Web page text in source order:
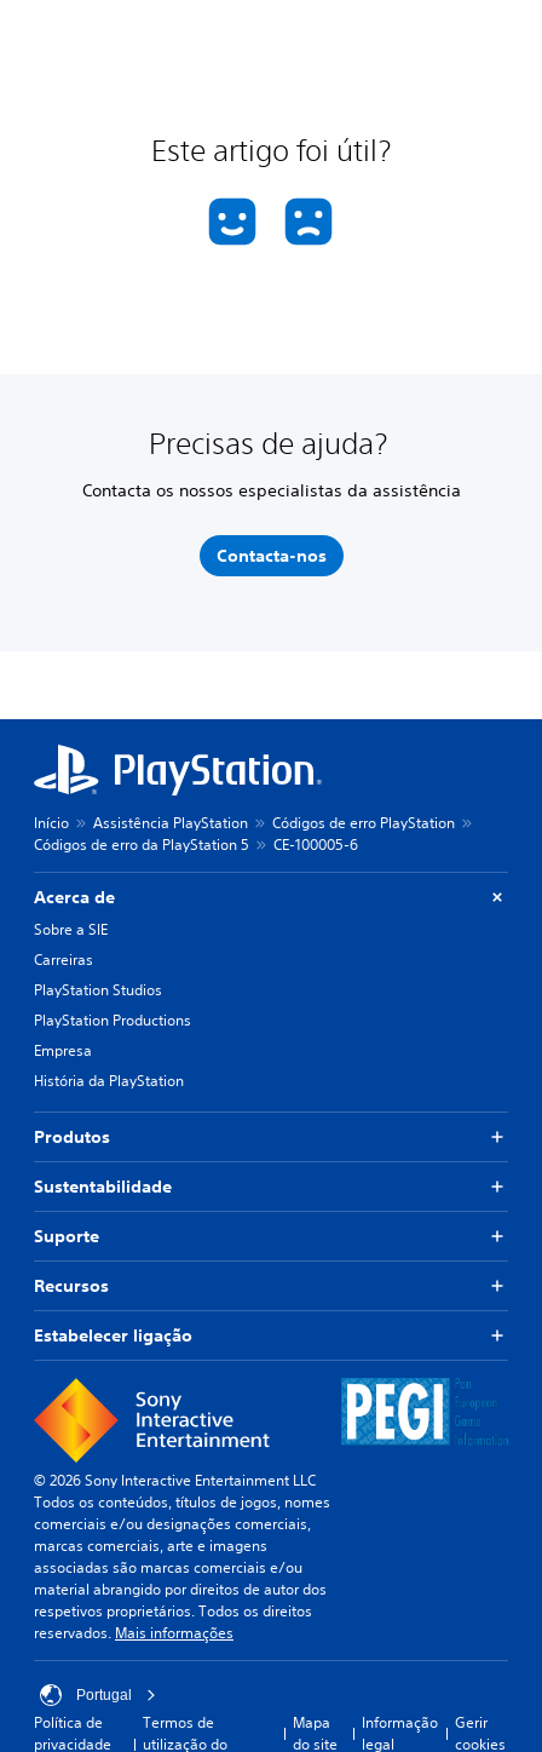
Este artigo foi útil?
Precisas de ajuda?
Contacta os nossos especialistas da assistência
Contacta-nos
Início Assistência PlayStation
Códigos de erro PlayStation
Códigos de erro da PlayStation 5
CE-100005-6
Acerca de
Sobre a SIE
Carreiras
PlayStation Studios
PlayStation Productions
Empresa
História da PlayStation
Produtos
Sustentabilidade
Suporte
Recursos
Estabelecer ligação
© 2026 Sony Interactive Entertainment LLC
Todos os conteúdos, títulos de jogos, nomes
comerciais e/ou designações comerciais,
marcas comerciais, arte e imagens
associadas são marcas comerciais e/ou
material abrangido por direitos de autor dos
respetivos proprietários. Todos os direitos
reservados. Mais informações
Portugal
Política de
privacidade
Termos de
utilização do
Mapa
do site
Informação
legal
Gerir
cookies